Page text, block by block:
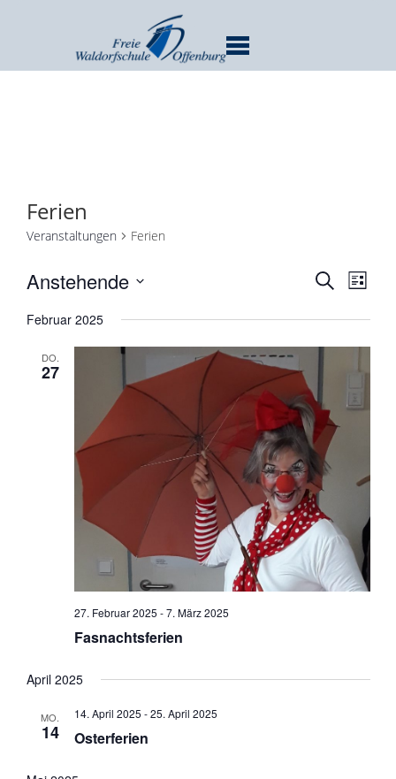
Ferien
Veranstaltungen Ferien
und
SUCHELISTE
Anstehende
Februar 2025
DO.
27
27. Februar 2025 -7. März 2025
Fasnachtsferien
April 2025
MO.
14
14. April 2025 -25. April 2025
Osterferien